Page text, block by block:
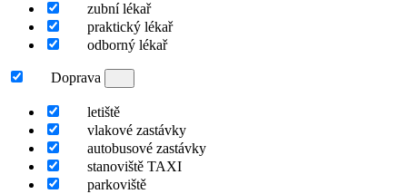
zubní lékař
praktický lékař
odborný lékař
Doprava
letiště
vlakové zastávky
autobusové zastávky
stanoviště TAXI
parkoviště